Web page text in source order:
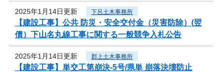
2025年1月14日更新 下呂土木事務所
【建設工事】公共 防災・安全交付金（災害防除）(翌
債）下山名丸線工事に関する一般競争入札公告
2025年1月14日更新 郡上土木事務所
【建設工事】単交工第崩決-5号/県単 崩落決壊防止